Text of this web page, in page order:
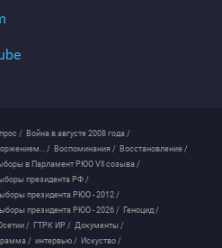
/ Война в августе 2008 года /
/ Воспоминания / Восстановление /
в Парламент РЮО VII созыва /
президента РФ /
президента РЮО - 2012 /
президента РЮО - 2026 / Геноцид /
/ ГТРК ИР / Документы /
/ интервью / Искуство /